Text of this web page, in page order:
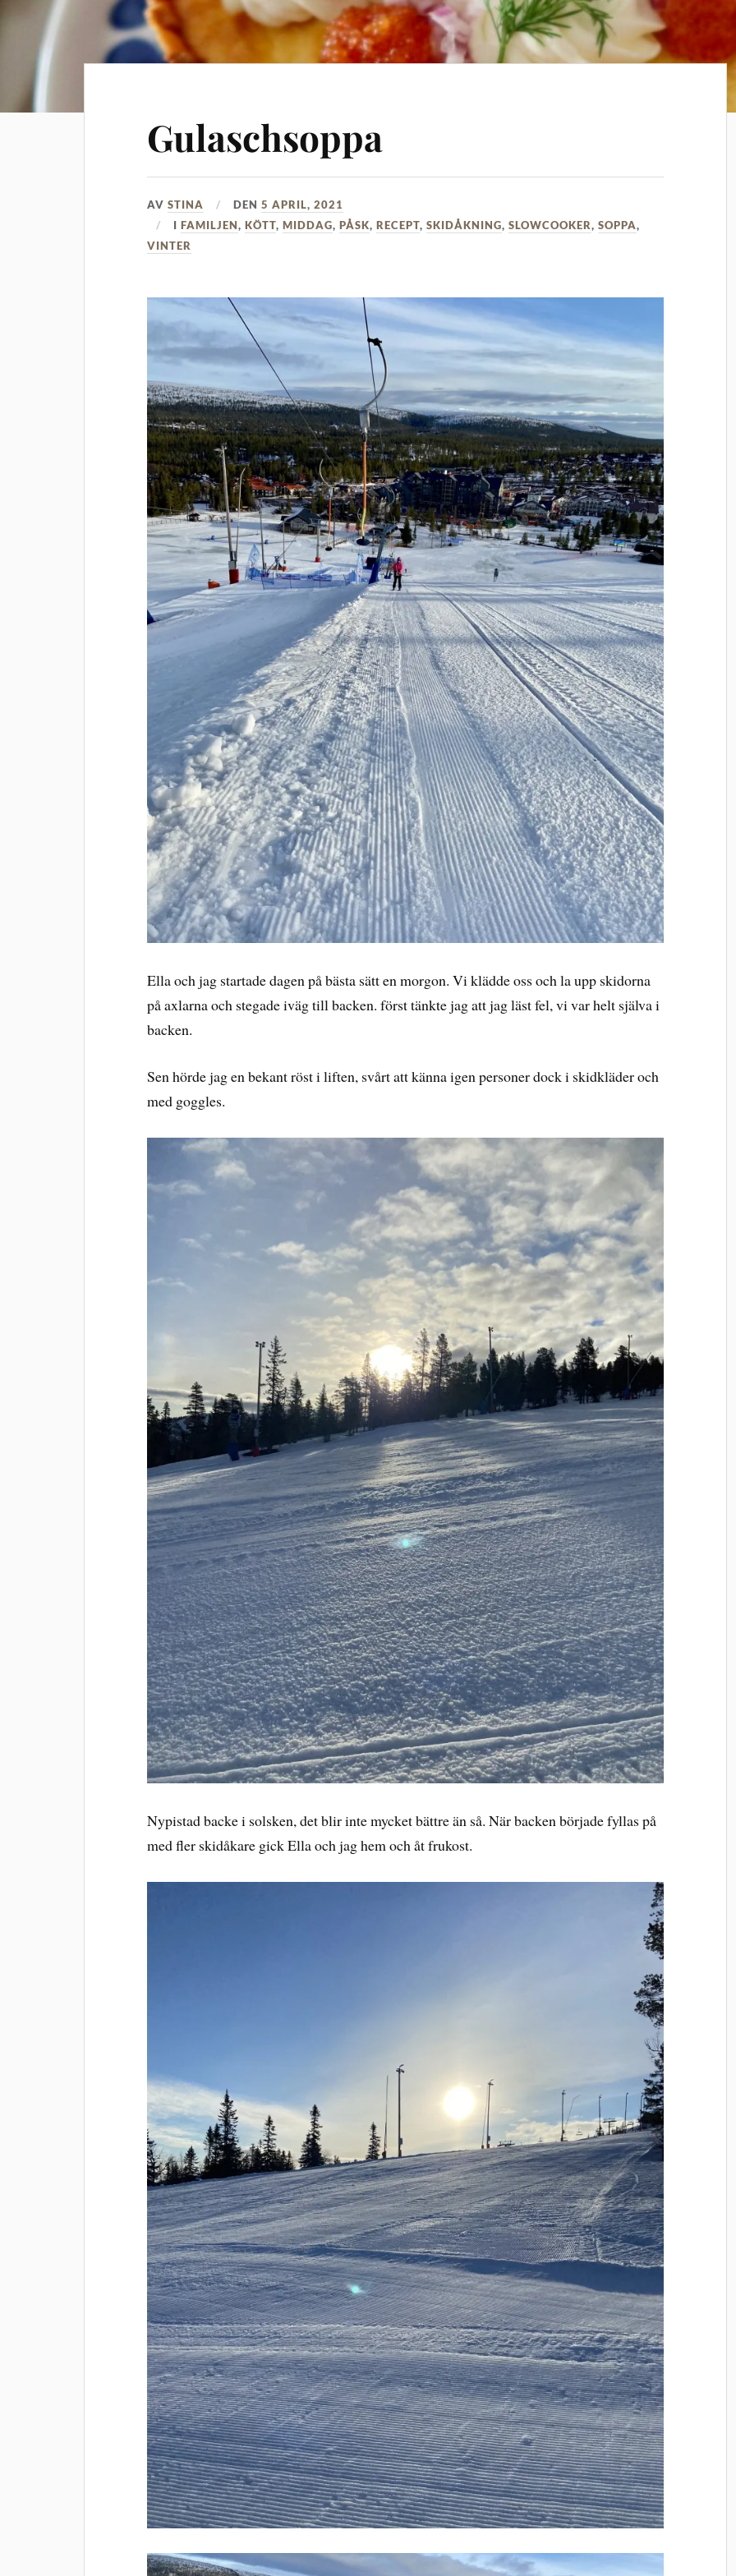
Gulaschsoppa
AVSTINA DEN5 APRIL, 2021
IFAMILJEN,KÖTT,MIDDAG,PÅSK,RECEPT,SKIDÅKNING,SLOWCOOKER,SOPPA,
VINTER
Ella och jag startade dagen på bästa sätt en morgon. Vi klädde oss och la upp skidorna
på axlarna och stegade iväg till backen. först tänkte jag att jag läst fel, vi var helt själva i
backen.
Sen hörde jag en bekant röst i liften, svårt att känna igen personer dock i skidkläder och
med goggles.
Nypistad backe i solsken, det blir inte mycket bättre än så. När backen började fyllas på
med fler skidåkare gick Ella och jag hem och åt frukost.